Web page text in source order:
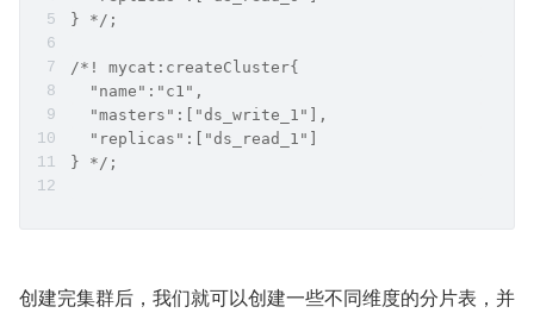
} */;
/*! mycat:createCluster{
  "name":"c1",
  "masters":["ds_write_1"],
  "replicas":["ds_read_1"]
} */;
创建完集群后，我们就可以创建一些不同维度的分片表，并